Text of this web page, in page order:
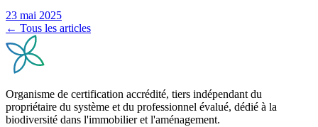
23 mai 2025
← Tous les articles
Organisme de certification accrédité, tiers indépendant du
propriétaire du système et du professionnel évalué, dédié à la
biodiversité dans l'immobilier et l'aménagement.